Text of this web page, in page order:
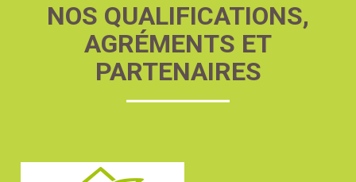
NOS QUALIFICATIONS,
AGRÉMENTS ET
PARTENAIRES